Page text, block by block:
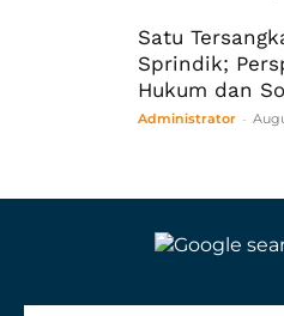
Satu
Sprindik;
Hukum dan
Administrator -